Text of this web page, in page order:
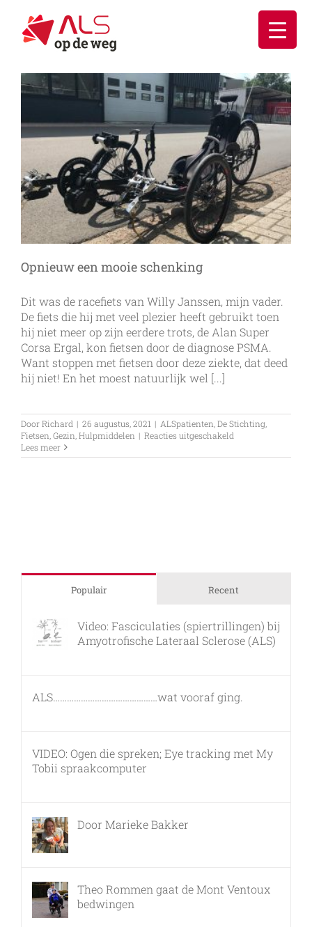
inhoud
Opnieuw een mooie schenking
Dit was de racefiets van Willy Janssen, mijn vader.
De fiets die hij met veel plezier heeft gebruikt toen
hij niet meer op zijn eerdere trots, de Alan Super
Corsa Ergal, kon fietsen door de diagnose PSMA.
Want stoppen met fietsen door deze ziekte, dat deed
hij niet! En het moest natuurlijk wel [...]
DoorRichard | 26 augustus, 2021 | ALSpatienten De Stichting
Fietsen Gezin Hulpmiddelen | Reacties uitgeschakeld
een
Lees meer
Populair Recent
Video: Fasciculaties (spiertrillingen) bij
Amyotrofische Lateraal Sclerose (ALS)
ALS………………………………………wat vooraf ging.
VIDEO: Ogen die spreken; Eye tracking met My
Tobii spraakcomputer
Door Marieke Bakker
Theo Rommen gaat de Mont Ventoux
bedwingen